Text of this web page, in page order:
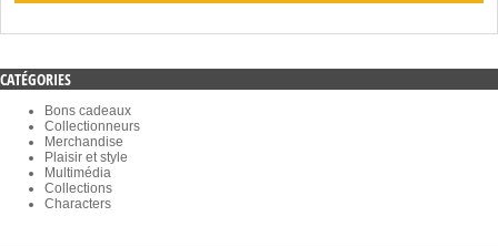
CATÉGORIES
Bons cadeaux
Collectionneurs
Merchandise
Plaisir et style
Multimédia
Collections
Characters